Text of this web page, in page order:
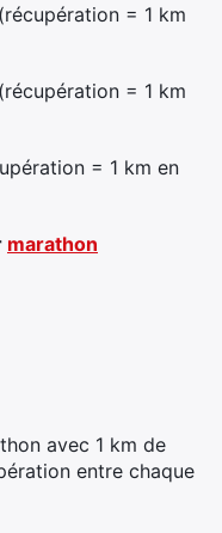
= 1 km
= 1 km
= 1 km en
marathon
avec 1 km de
entre chaque